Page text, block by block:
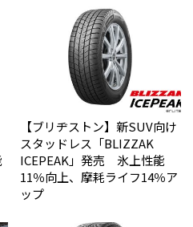
【ブリヂストン】新SUV向け
スタッドレス「BLIZZAK
ICEPEAK」発売 氷上性能
11％向上、摩耗ライフ14％ア
ップ